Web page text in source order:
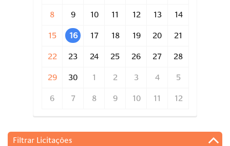
8 9 10 11 12 13 14
15 16 17 18 19 20 21
22 23 24 25 26 27 28
29 30 1 2 3 4 5
6 7 8 9 10 11 12
Filtrar Licitações